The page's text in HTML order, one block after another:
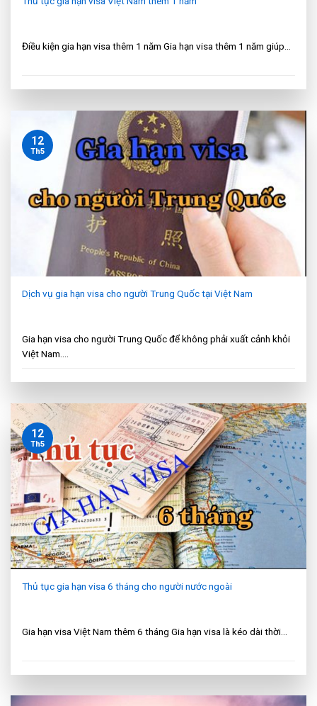
Điều kiện gia hạn visa thêm 1 năm Gia hạn visa thêm 1 năm giúp...
Dịch vụ gia hạn visa cho người Trung Quốc tại Việt Nam
Gia hạn visa cho người Trung Quốc để không phải xuất cảnh khỏi
Việt Nam....
12
Th5
Thủ tục gia hạn visa 6 tháng cho người nước ngoài
Gia hạn visa Việt Nam thêm 6 tháng Gia hạn visa là kéo dài thời...
12
Th5